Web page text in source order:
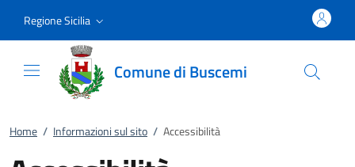
Regione Sicilia
Comune di Buscemi
Home / Informazioni sul sito / Accessibilità